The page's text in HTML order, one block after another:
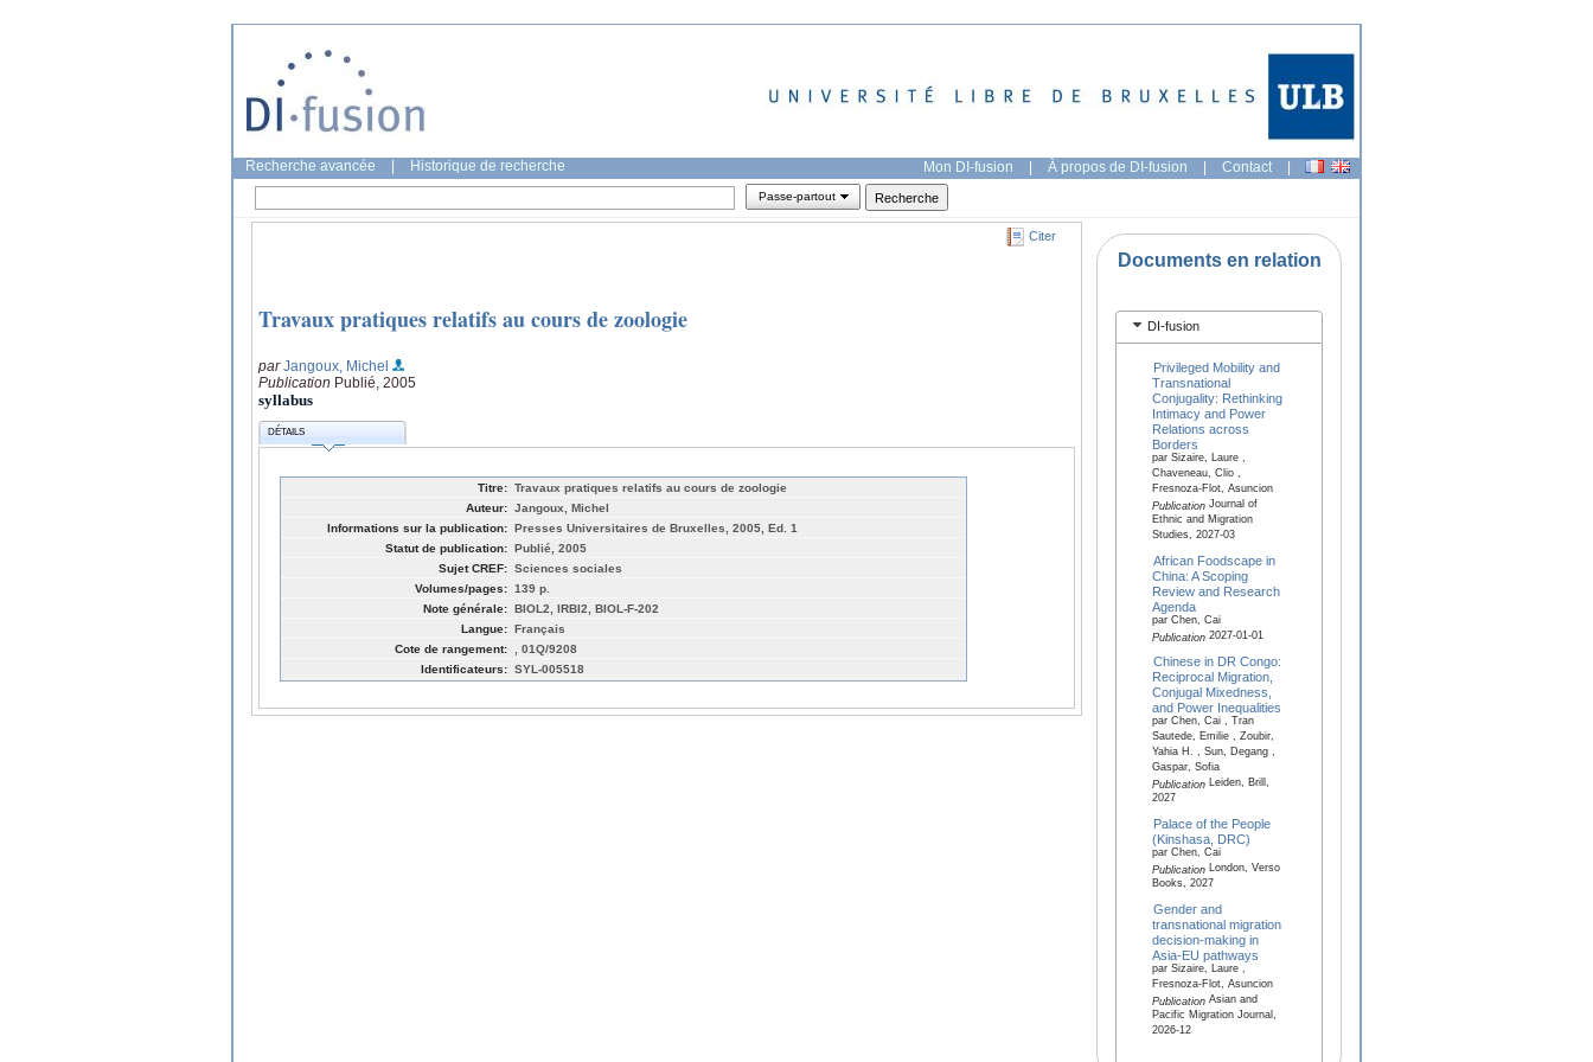
Recherche avancée Historique de recherche Mon DI-fusion | À propos de DI-fusion | Contact |
Passe-partout
Citer
Travaux pratiques relatifs au cours de zoologie
parJangoux, Michel
Publication Publié, 2005
syllabus
DÉTAILS
Titre: Travaux pratiques relatifs au cours de zoologie
Auteur: Jangoux, Michel
Informations sur la publication: Presses Universitaires de Bruxelles, 2005, Ed. 1
Statut de publication: Publié, 2005
Sujet CREF: Sciences sociales
Volumes/pages: 139 p.
Note générale: BIOL2, IRBI2, BIOL-F-202
Langue: Français
Cote de rangement:
, 01Q/9208
Identificateurs: SYL-005518
Documents en relation
DI-fusion
Privileged Mobility and
Transnational
Conjugality: Rethinking
Intimacy and Power
Relations across
Borders
par Sizaire, Laure ,
Chaveneau, Clio ,
Fresnoza-Flot, Asuncion
PublicationJournal of
Ethnic and Migration
Studies, 2027-03
African Foodscape in
China: A Scoping
Review and Research
Agenda
par Chen, Cai
Publication2027-01-01
Chinese in DR Congo:
Reciprocal Migration,
Conjugal Mixedness,
and Power Inequalities
par Chen, Cai , Tran
Sautede, Emilie , Zoubir,
Yahia H. , Sun, Degang ,
Gaspar, Sofia
PublicationLeiden, Brill,
2027
Palace of the People
(Kinshasa, DRC)
par Chen, Cai
PublicationLondon, Verso
Books, 2027
Gender and
transnational migration
decision-making in
Asia-EU pathways
par Sizaire, Laure ,
Fresnoza-Flot, Asuncion
PublicationAsian and
Pacific Migration Journal,
2026-12